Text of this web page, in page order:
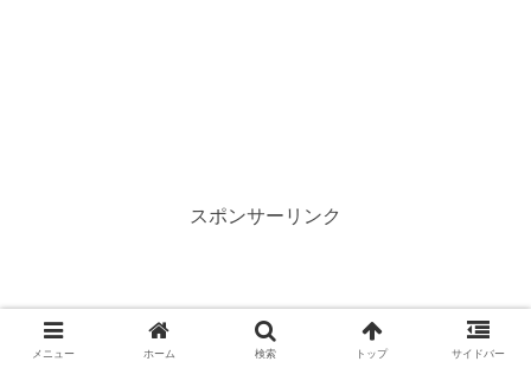
スポンサーリンク
メニュー ホーム 検索 トップ サイドバー